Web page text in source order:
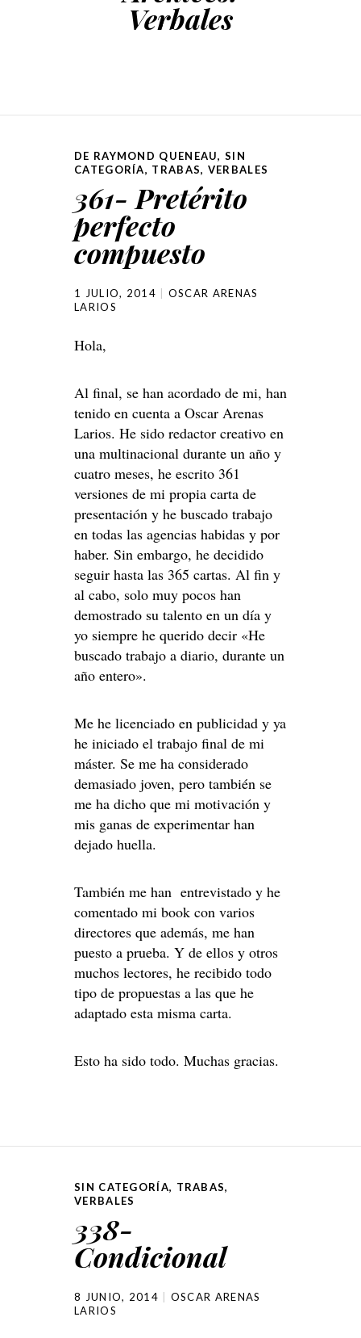
Verbales
DE RAYMOND QUENEAU,SIN
CATEGORÍA, TRABAS, VERBALES
361- Pretérito
perfecto
compuesto
1 JULIO, 2014
OSCAR ARENAS
LARIOS
Hola,
Al final, se han acordado de mi, han
tenido en cuenta a Oscar Arenas
Larios. He sido redactor creativo en
una multinacional durante un año y
cuatro meses, he escrito 361
versiones de mi propia carta de
presentación y he buscado trabajo
en todas las agencias habidas y por
haber. Sin embargo, he decidido
seguir hasta las 365 cartas. Al fin y
al cabo, solo muy pocos han
demostrado su talento en un día y
yo siempre he querido decir «He
buscado trabajo a diario, durante un
año entero».
Me he licenciado en publicidad y ya
he iniciado el trabajo final de mi
máster. Se me ha considerado
demasiado joven, pero también se
me ha dicho que mi motivación y
mis ganas de experimentar han
dejado huella.
También me han entrevistado y he
comentado mi book con varios
directores que además, me han
puesto a prueba. Y de ellos y otros
muchos lectores, he recibido todo
tipo de propuestas a las que he
adaptado esta misma carta.
Esto ha sido todo. Muchas gracias.
SIN CATEGORÍA, TRABAS,
VERBALES
338-
Condicional
8 JUNIO, 2014
OSCAR ARENAS
LARIOS